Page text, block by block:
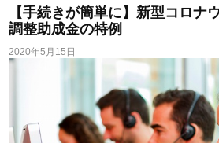
【手続きが簡単に】新型コロナ
調整助成金の特例
2020年5月15日